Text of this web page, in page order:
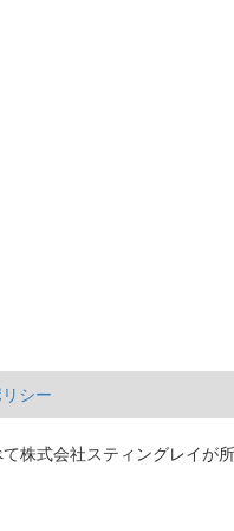
シー
株式会社スティングレイが